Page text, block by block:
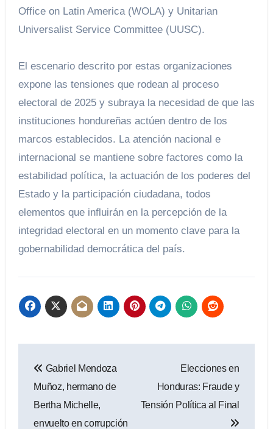
Office on Latin America (WOLA) y Unitarian
Universalist Service Committee (UUSC).
El escenario descrito por estas organizaciones
expone las tensiones que rodean al proceso
electoral de 2025 y subraya la necesidad de que las
instituciones hondureñas actúen dentro de los
marcos establecidos. La atención nacional e
internacional se mantiene sobre factores como la
estabilidad política, la actuación de los poderes del
Estado y la participación ciudadana, todos
elementos que influirán en la percepción de la
integridad electoral en un momento clave para la
gobernabilidad democrática del país.
de
entradas
Gabriel Mendoza
Muñoz, hermano de
Bertha Michelle,
envuelto en corrupción
Elecciones en
Honduras: Fraude y
Tensión Política al Final